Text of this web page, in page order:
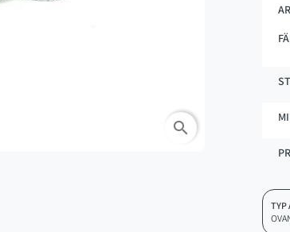
search
TYP